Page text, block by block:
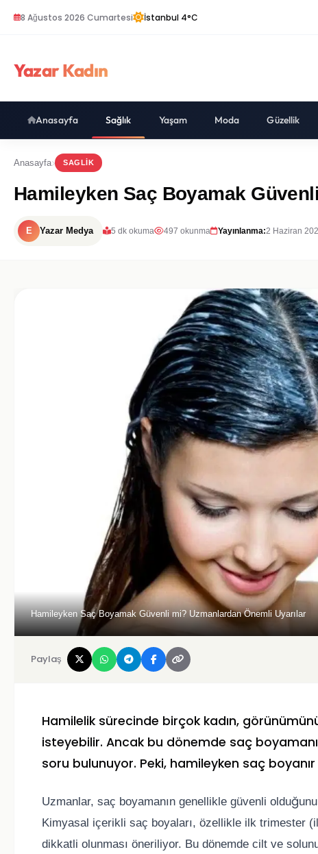
8 Ağustos 2026 Cumartesi İstanbul 4°C
Yazar Kadın
Anasayfa Sağlık Yaşam Moda Güzellik
Anasayfa SAGLIK
Hamileyken Saç Boyamak
E Yazar Medya 5 dk okuma 497 okunma Yayınlanma:2 Haziran
Hamileyken Saç Boyamak Güvenli mi? Uzmanlardan Önemli Uyarılar
Paylaş
Hamilelik sürecinde birçok kadın,
isteyebilir. Ancak bu dönemde saç
soru bulunuyor. Peki, hamileyken saç boyanır
Uzmanlar, saç boyamanın genellikle güvenli
Kimyasal içerikli saç boyaları, özellikle ilk trimester
dikkatli olunması öneriliyor. Bu dönemde cilt ve